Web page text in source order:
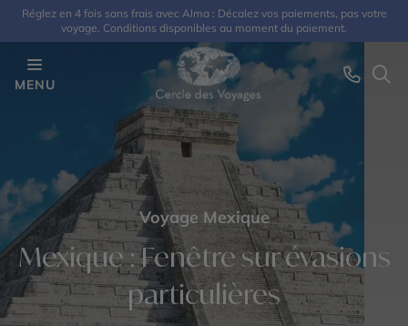
Réglez en 4 fois sans frais avec Alma : Décalez vos paiements, pas votre
voyage. Conditions disponibles au moment du paiement.
MENU
Voyage Mexique
Mexique : Fenêtre sur évasions
particulières